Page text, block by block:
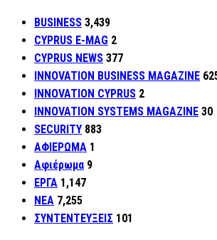
BUSINESS 3,439
CYPRUS E-MAG 2
CYPRUS NEWS 377
INNOVATION BUSINESS MAGAZINE
INNOVATION CYPRUS 2
INNOVATION SYSTEMS MAGAZINE 30
SECURITY 883
ΑΦΙΕΡΩΜΑ 1
Αφιέρωμα 9
ΕΡΓΑ 1,147
ΝΕΑ 7,255
ΣΥΝΤΕΝΤΕΥΞΕΙΣ 101